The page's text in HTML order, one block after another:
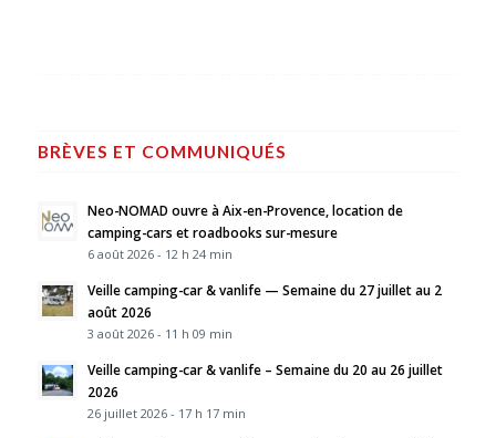
BRÈVES ET COMMUNIQUÉS
Neo-NOMAD ouvre à Aix-en-Provence, location de
camping-cars et roadbooks sur-mesure
6 août 2026 - 12 h 24 min
Veille camping-car & vanlife — Semaine du 27 juillet au 2
août 2026
3 août 2026 - 11 h 09 min
Veille camping-car & vanlife – Semaine du 20 au 26 juillet
2026
26 juillet 2026 - 17 h 17 min